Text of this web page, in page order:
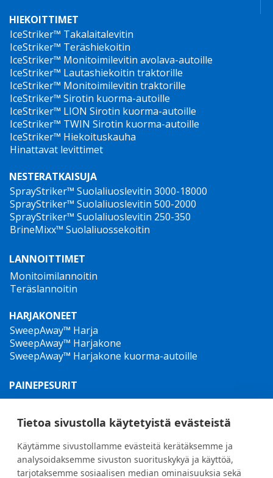
HIEKOITTIMET
IceStriker™ Takalaitalevitin
IceStriker™ Teräshiekoitin
IceStriker™ Monitoimilevitin avolava-autoille
IceStriker™ Lautashiekoitin traktorille
IceStriker™ Monitoimilevitin traktorille
IceStriker™ Sirotin kuorma-autoille
IceStriker™ LION Sirotin kuorma-autoille
IceStriker™ TWIN Sirotin kuorma-autoille
IceStriker™ Hiekoituskauha
Hinattavat levittimet
NESTERATKAISUJA
SprayStriker™ Suolaliuoslevitin 3000-18000
SprayStriker™ Suolaliuoslevitin 500-2000
SprayStriker™ Suolaliuoslevitin 250-350
BrineMixx™ Suolaliuossekoitin
LANNOITTIMET
Monitoimilannoitin
Teräslannoitin
HARJAKONEET
SweepAway™ Harja
SweepAway™ Harjakone
SweepAway™ Harjakone kuorma-autoille
PAINEPESURIT
TowJet-it™ hinattava kuumavesipesuri
Jet-it™ Painepesurit
Jet-it™ hydrauliset korkeapainepesurit
RIKKARUOHONTORJUNTA
Tietoa sivustolla käytetyistä evästeistä
Käytämme sivustollamme evästeitä kerätäksemme ja
analysoidaksemme sivuston suorituskykyä ja käyttöä,
tarjotaksemme sosiaalisen median ominaisuuksia sekä